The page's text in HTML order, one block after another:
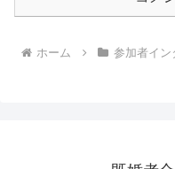
ホーム 参加者イン